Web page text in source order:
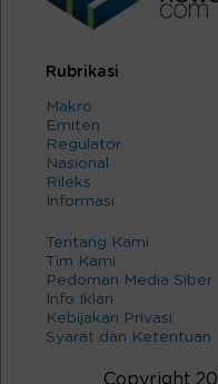
Rubrikasi
Makro
Emiten
Regulator
Nasional
Rileks
Informasi
Tentang Kami
Tim Kami
Pedoman Media Siber
Info Iklan
Kebijakan Privasi
Syarat dan Ketentuan
Copyright